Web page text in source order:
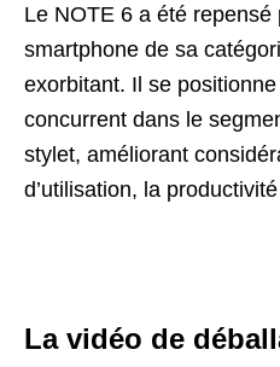
Le NOTE 6 a été
smartphone de sa
exorbitant. Il se
concurrent dans le
stylet, améliorant
d’utilisation, la
La vidéo de